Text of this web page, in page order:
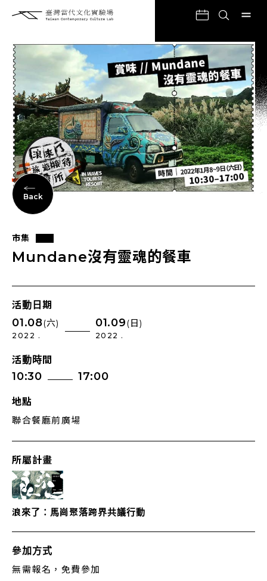
Back
市集
Mundane沒有靈魂的餐車
活動日期
01.08(六)
2022 .
01.09(日)
2022 .
活動時間
10:30 17:00
地點
聯合餐廳前廣場
所屬計畫
浪來了：馬崗聚落跨界共議行動
參加方式
無需報名，免費參加